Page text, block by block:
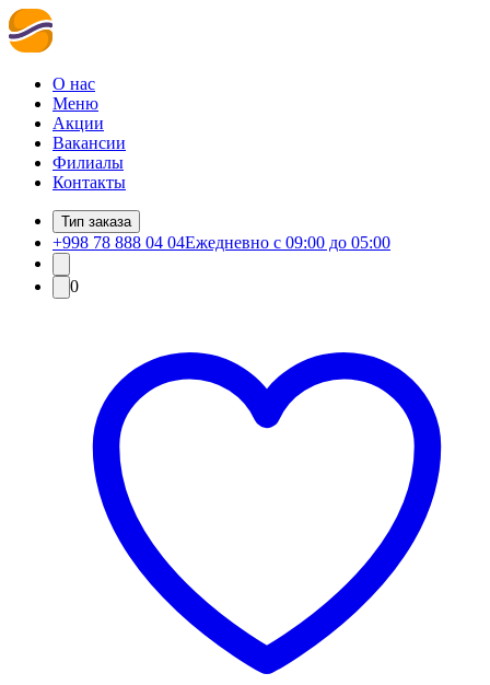
О нас
Меню
Акции
Вакансии
Филиалы
Контакты
Тип заказа
+998 78 888 04 04Ежедневно с 09:00 до 05:00
0